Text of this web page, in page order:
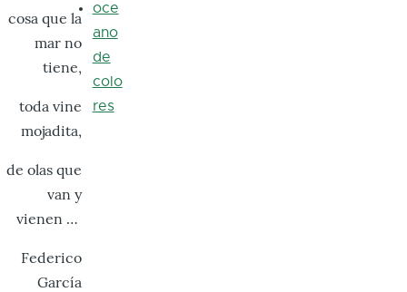
cosa que la
mar no
tiene,
toda vine
mojadita,
de olas que
van y
vienen …
Federico
García
oce
ano
de
colo
res